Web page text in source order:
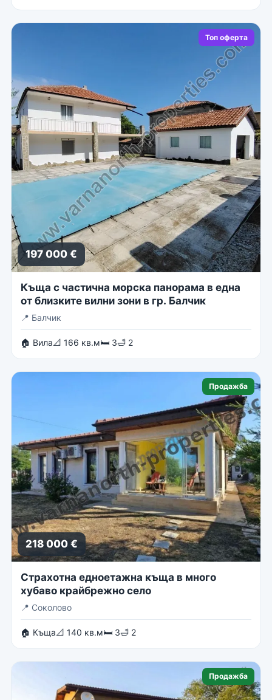
Топ оферта
197 000 €
Къща с частична морска панорама в една
от близките вилни зони в гр. Балчик
📍 Балчик
🏠 Вила📐 166 кв.м🛏 3🛁 2
Продажба
218 000 €
Страхотна едноетажна къща в много
хубаво крайбрежно село
📍 Соколово
🏠 Къща📐 140 кв.м🛏 3🛁 2
Продажба